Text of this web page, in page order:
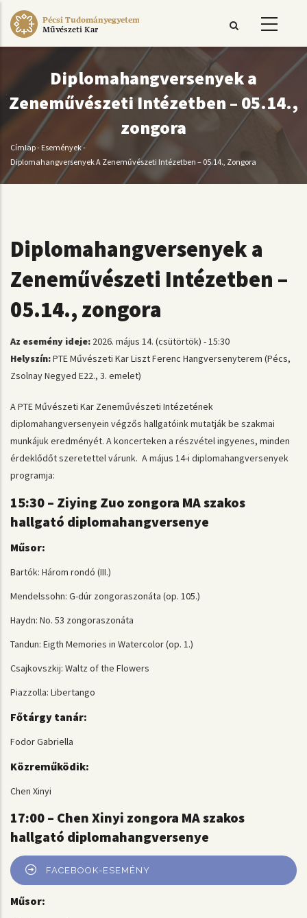
Ugrás
Pécsi Tudományegyetem
Művészeti Kar
Diplomahangversenyek a
Zeneművészeti Intézetben – 05.14.,
zongora
Morzsa
Címlap- Események-
Diplomahangversenyek A Zeneművészeti Intézetben – 05.14., Zongora
Diplomahangversenyek a
Zeneművészeti Intézetben –
05.14., zongora
Az esemény ideje: 2026. május 14. (csütörtök) - 15:30
Helyszín:PTE Művészeti Kar Liszt Ferenc Hangversenyterem (Pécs,
Zsolnay Negyed E22., 3. emelet)
A PTE Művészeti Kar Zeneművészeti Intézetének
diplomahangversenyein végzős hallgatóink mutatják be szakmai
munkájuk eredményét. A koncerteken a részvétel ingyenes, minden
érdeklődőt szeretettel várunk. A május 14-i diplomahangversenyek
programja:
15:30 – Ziying Zuo zongora MA szakos
hallgató diplomahangversenye
Műsor:
Bartók: Három rondó (III.)
Mendelssohn: G-dúr zongoraszonáta (op. 105.)
Haydn: No. 53 zongoraszonáta
Tandun: Eigth Memories in Watercolor (op. 1.)
Csajkovszkij: Waltz of the Flowers
Piazzolla: Libertango
Főtárgy tanár:
Fodor Gabriella
Közreműködik:
Chen Xinyi
17:00 – Chen Xinyi zongora MA szakos
hallgató diplomahangversenye
FACEBOOK-ESEMÉNY
Műsor: